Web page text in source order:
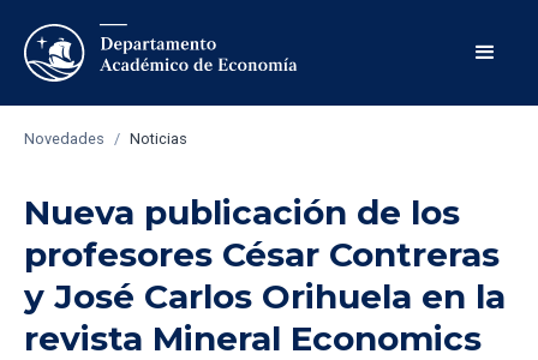
Novedades / Noticias
Nueva publicación de los
profesores César Contreras
y José Carlos Orihuela en la
revista Mineral Economics